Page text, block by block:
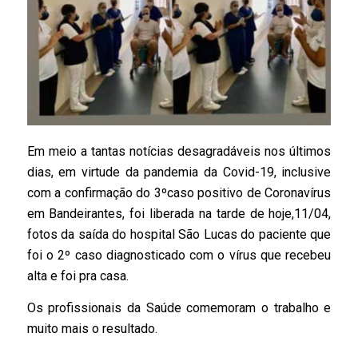
Em meio a tantas notícias desagradáveis nos últimos
dias, em virtude da pandemia da Covid-19, inclusive
com a confirmação do 3ºcaso positivo de Coronavírus
em Bandeirantes, foi liberada na tarde de hoje,11/04,
fotos da saída do hospital São Lucas do paciente que
foi o 2º caso diagnosticado com o vírus que recebeu
alta e foi pra casa.
Os profissionais da Saúde comemoram o trabalho e
muito mais o resultado.